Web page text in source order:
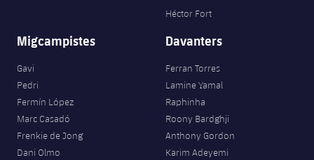
Héctor Fort
Migcampistes
Gavi
Pedri
Fermín López
Marc Casadó
Frenkie de Jong
Dani Olmo
Davanters
Ferran Torres
Lamine Yamal
Raphinha
Roony Bardghji
Anthony Gordon
Karim Adeyemi